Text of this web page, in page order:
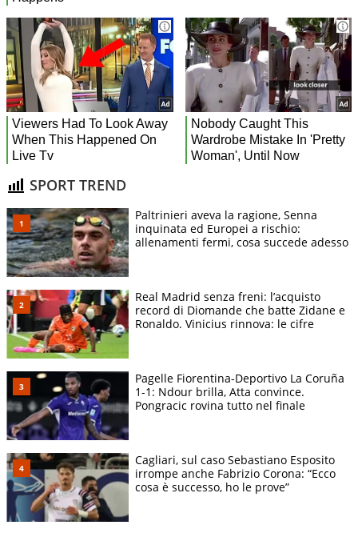
SPORT TREND
Paltrinieri aveva la ragione, Senna
inquinata ed Europei a rischio:
allenamenti fermi, cosa succede adesso
Real Madrid senza freni: l’acquisto
record di Diomande che batte Zidane e
Ronaldo. Vinicius rinnova: le cifre
Pagelle Fiorentina-Deportivo La Coruña
1-1: Ndour brilla, Atta convince.
Pongracic rovina tutto nel finale
Cagliari, sul caso Sebastiano Esposito
irrompe anche Fabrizio Corona: “Ecco
cosa è successo, ho le prove”